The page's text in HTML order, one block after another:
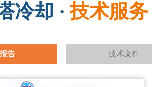
冷却 ·技术服务
告 技术文件